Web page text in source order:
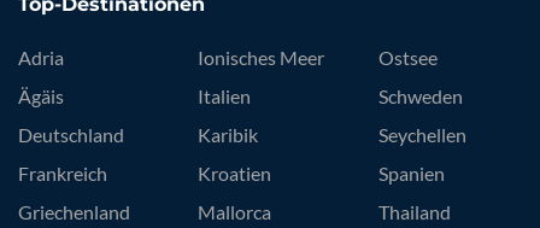
Adria
Ägäis
Deutschland
Frankreich
Griechenland
Ionisches Meer
Italien
Karibik
Kroatien
Mallorca
Ostsee
Schweden
Seychellen
Spanien
Thailand